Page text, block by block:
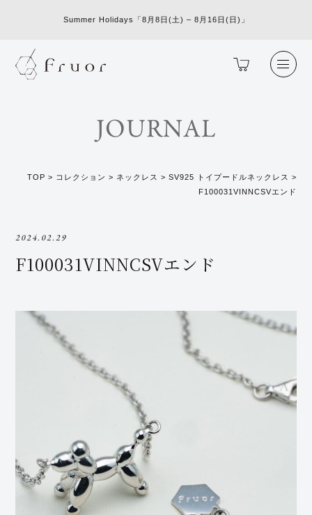
Summer Holidays「8月8日(土) – 8月16日(日)」
JOURNAL
TOP > コレクション > ネックレス > SV925 トイプードルネックレス >
F100031VINNCSVエンド
2024.02.29
F100031VINNCSVエンド